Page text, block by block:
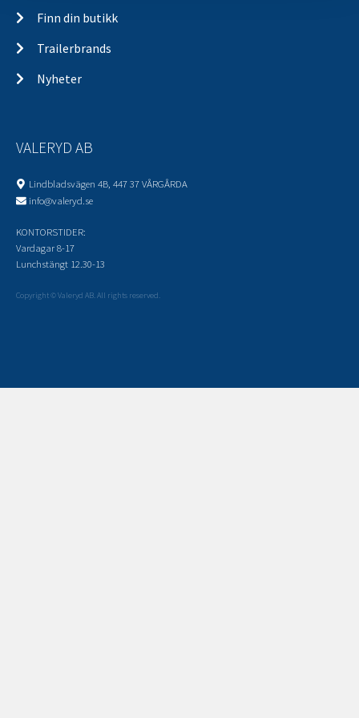
Finn din butikk
Trailerbrands
Nyheter
VALERYD AB
Lindbladsvägen 4B, 447 37 VÅRGÅRDA
info@valeryd.se
KONTORSTIDER:
Vardagar 8-17
Lunchstängt 12.30-13
Copyright © Valeryd AB. All rights reserved.